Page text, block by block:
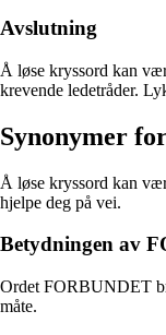
Avslutning
Å løse kryssord kan
krevende ledetråder.
Synonymer
Å løse kryssord kan
hjelpe deg på vei.
Betydningen av
Ordet FORBUNDET
måte.